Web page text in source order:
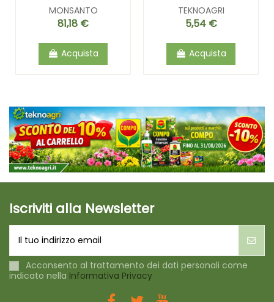
MONSANTO
81,18 €
Acquista
TEKNOAGRI
5,54 €
Acquista
Iscriviti alla Newsletter
Acconsento al trattamento dei dati personali come
indicato nella Informativa Privacy